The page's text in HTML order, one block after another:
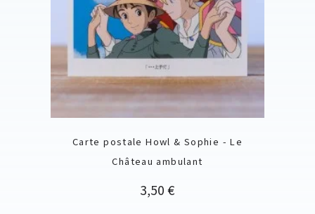
Carte postale Howl & Sophie - Le
Château ambulant
Prix
3,50 €